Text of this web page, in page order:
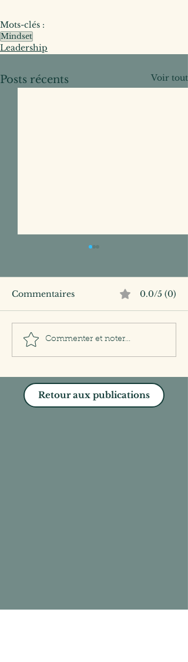
Mots-clés :
Mindset
Leadership
Posts récents Voir tout
Leadership : le grand
ménage de printemps
Commentaires 0.0/5 (0)
Commenter et noter...
Retour aux publications